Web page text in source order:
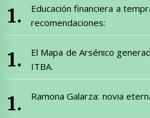
Educación financiera a
recomendaciones:
El Mapa de Arsénico
ITBA.
Ramona Galarza: novia